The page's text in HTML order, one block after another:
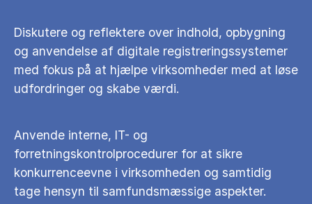
Diskutere og reflektere over indhold, opbygning
og anvendelse af digitale registreringssystemer
med fokus på at hjælpe virksomheder med at løse
udfordringer og skabe værdi.
Anvende interne, IT- og
forretningskontrolprocedurer for at sikre
konkurrenceevne i virksomheden og samtidig
tage hensyn til samfundsmæssige aspekter.